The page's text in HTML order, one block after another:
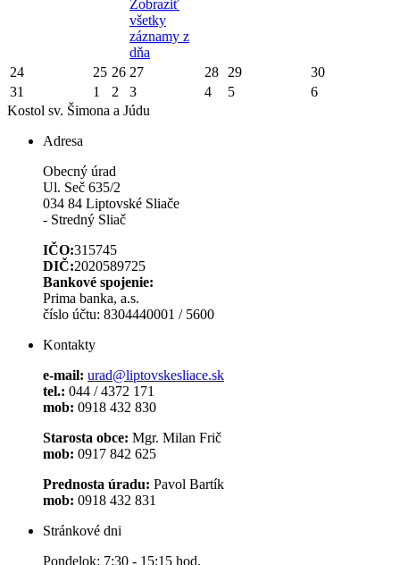
Zobraziť
všetky
záznamy z
dňa
24 25 26 27 28 29
30
31
1 2 3 4 5
6
Kostol sv. Šimona a Júdu
Adresa
Obecný úrad
Ul. Seč 635/2
034 84 Liptovské Sliače
- Stredný Sliač
IČO:315745
DIČ:2020589725
Bankové spojenie:
Prima banka, a.s.
číslo účtu: 8304440001 / 5600
Kontakty
e-mail: urad@liptovskesliace.sk
tel.: 044 / 4372 171
mob: 0918 432 830
Starosta obce: Mgr. Milan Frič
mob: 0917 842 625
Prednosta úradu: Pavol Bartík
mob: 0918 432 831
Stránkové dni
Pondelok: 7:30 - 15:15 hod.